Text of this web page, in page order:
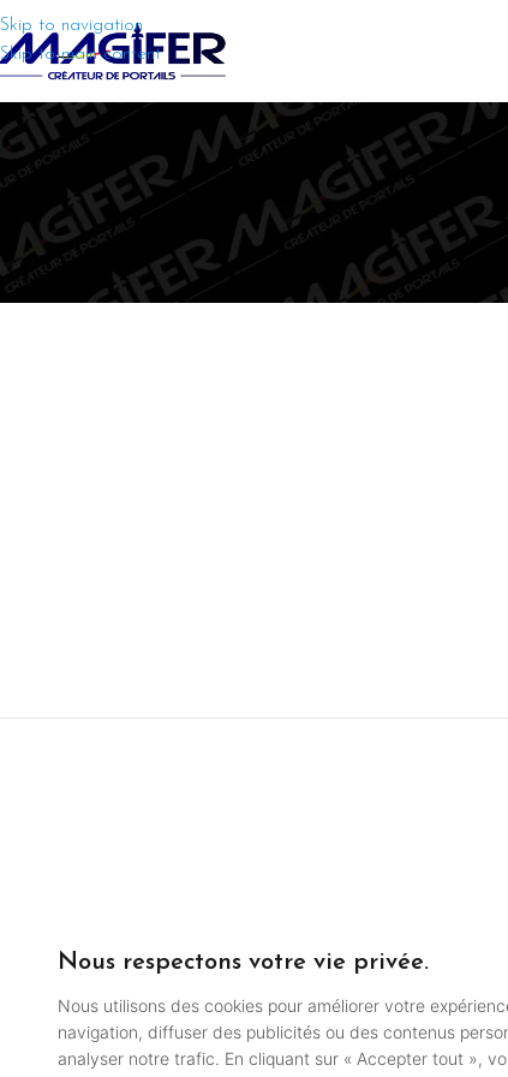
Skip to navigation
Skip to main content
[ultimatemember form_id= »17174″]
Nous respectons votre vie privée.
Nous utilisons des cookies pour améliorer votre
navigation, diffuser des publicités ou des contenus
analyser notre trafic. En cliquant sur « Accepter tout »,